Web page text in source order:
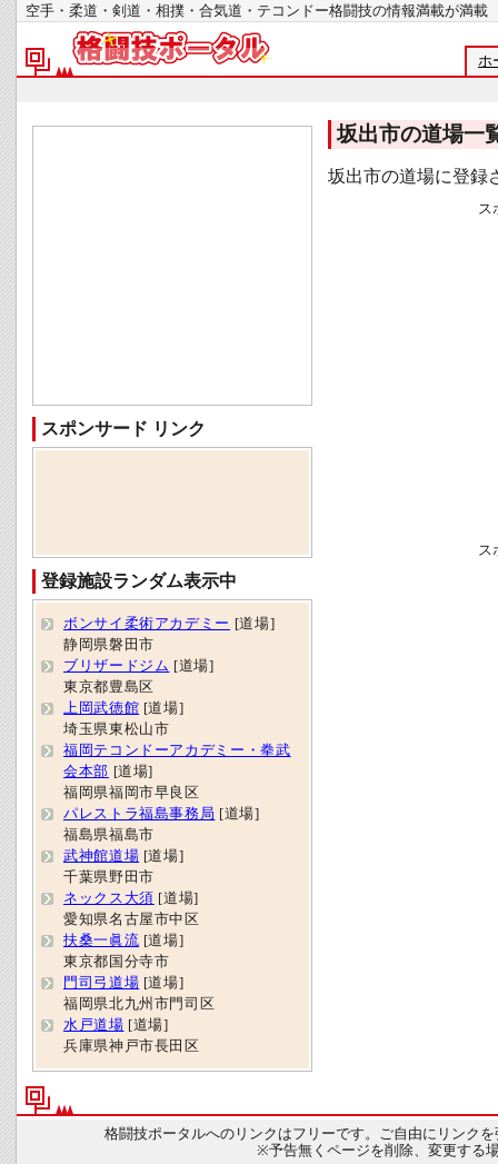
空手・柔道・剣道・相撲・合気道・テコンドー格闘技の情報満載が
ホ
坂出市の道場一
坂出市の道場に登録
ス
ス
スポンサード リンク
登録施設ランダム表示中
ボンサイ柔術アカデミー [道場]
静岡県磐田市
ブリザードジム [道場]
東京都豊島区
上岡武徳館 [道場]
埼玉県東松山市
福岡テコンドーアカデミー・拳武
会本部 [道場]
福岡県福岡市早良区
パレストラ福島事務局 [道場]
福島県福島市
武神館道場 [道場]
千葉県野田市
ネックス大須 [道場]
愛知県名古屋市中区
扶桑一眞流 [道場]
東京都国分寺市
門司弓道場 [道場]
福岡県北九州市門司区
水戸道場 [道場]
兵庫県神戸市長田区
格闘技ポータルへのリンクはフリーです。ご自由にリンク
※予告無くページを削除、変更する